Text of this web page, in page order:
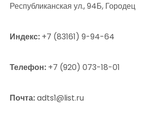
Республиканская ул., 94Б, Городец
Индекс: +7 (83161) 9-94-64
Телефон: +7 (920) 073-18-01
Почта:adts1@list.ru